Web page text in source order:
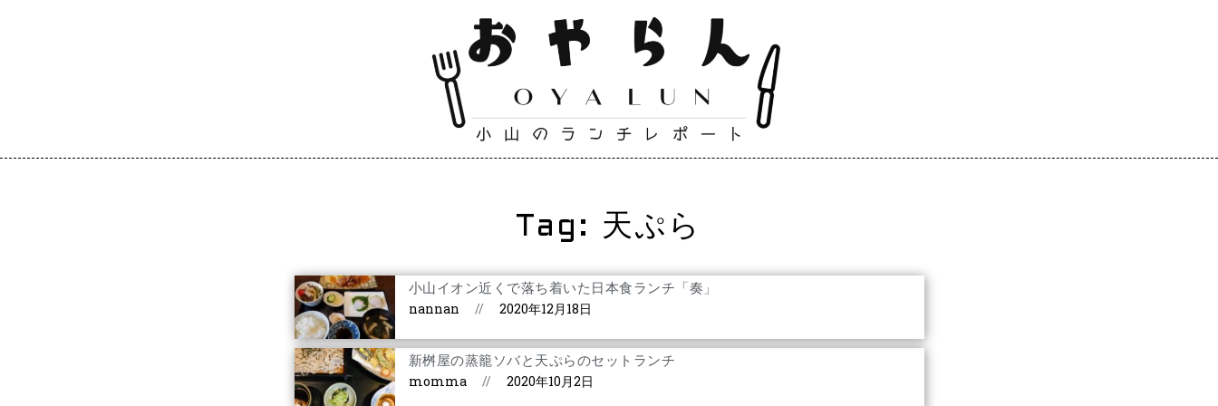
Tag: 天ぷら
小山イオン近くで落ち着いた日本食ランチ「奏」
nannan 2020年12月18日
新桝屋の蒸籠ソバと天ぷらのセットランチ
momma 2020年10月2日